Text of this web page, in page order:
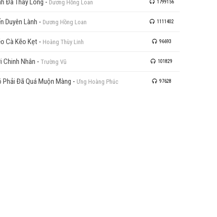
Đã Thay Lòng - Dương Hồng Loan 1799156
Duyên Lành - Dương Hồng Loan 1111402
Cà Kẽo Kẹt - Hoàng Thùy Linh 96693
Chinh Nhân - Trường Vũ 101829
Phải Đã Quá Muộn Màng - Ưng Hoàng Phúc 97628